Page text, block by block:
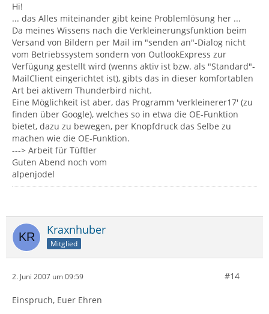
Hi!
... das Alles miteinander gibt keine Problemlösung her ...
Da meines Wissens nach die Verkleinerungsfunktion beim
Versand von Bildern per Mail im "senden an"-Dialog nicht
vom Betriebssystem sondern von OutlookExpress zur
Verfügung gestellt wird (wenns aktiv ist bzw. als "Standard"-
MailClient eingerichtet ist), gibts das in dieser komfortablen
Art bei aktivem Thunderbird nicht.
Eine Möglichkeit ist aber, das Programm 'verkleinerer17' (zu
finden über Google), welches so in etwa die OE-Funktion
bietet, dazu zu bewegen, per Knopfdruck das Selbe zu
machen wie die OE-Funktion.
---> Arbeit für Tüftler
Guten Abend noch vom
alpenjodel
Kraxnhuber
Mitglied
2. Juni 2007 um 09:59 #14
Einspruch, Euer Ehren